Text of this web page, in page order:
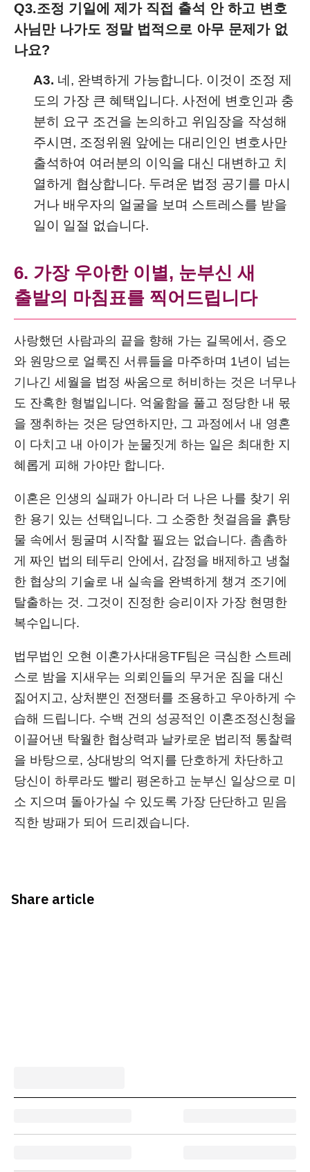
Q3.조정 기일에 제가 직접 출석 안 하고 변호
사님만 나가도 정말 법적으로 아무 문제가 없
나요?
A3. 네, 완벽하게 가능합니다. 이것이 조정 제
도의 가장 큰 혜택입니다. 사전에 변호인과 충
분히 요구 조건을 논의하고 위임장을 작성해
주시면, 조정위원 앞에는 대리인인 변호사만
출석하여 여러분의 이익을 대신 대변하고 치
열하게 협상합니다. 두려운 법정 공기를 마시
거나 배우자의 얼굴을 보며 스트레스를 받을
일이 일절 없습니다.
6. 가장 우아한 이별, 눈부신 새
출발의 마침표를 찍어드립니다
사랑했던 사람과의 끝을 향해 가는 길목에서, 증오
와 원망으로 얼룩진 서류들을 마주하며 1년이 넘는
기나긴 세월을 법정 싸움으로 허비하는 것은 너무나
도 잔혹한 형벌입니다. 억울함을 풀고 정당한 내 몫
을 쟁취하는 것은 당연하지만, 그 과정에서 내 영혼
이 다치고 내 아이가 눈물짓게 하는 일은 최대한 지
혜롭게 피해 가야만 합니다.
이혼은 인생의 실패가 아니라 더 나은 나를 찾기 위
한 용기 있는 선택입니다. 그 소중한 첫걸음을 흙탕
물 속에서 뒹굴며 시작할 필요는 없습니다. 촘촘하
게 짜인 법의 테두리 안에서, 감정을 배제하고 냉철
한 협상의 기술로 내 실속을 완벽하게 챙겨 조기에
탈출하는 것. 그것이 진정한 승리이자 가장 현명한
복수입니다.
법무법인 오현 이혼가사대응TF팀은 극심한 스트레
스로 밤을 지새우는 의뢰인들의 무거운 짐을 대신
짊어지고, 상처뿐인 전쟁터를 조용하고 우아하게 수
습해 드립니다. 수백 건의 성공적인 이혼조정신청을
이끌어낸 탁월한 협상력과 날카로운 법리적 통찰력
을 바탕으로, 상대방의 억지를 단호하게 차단하고
당신이 하루라도 빨리 평온하고 눈부신 일상으로 미
소 지으며 돌아가실 수 있도록 가장 단단하고 믿음
직한 방패가 되어 드리겠습니다.
Share article